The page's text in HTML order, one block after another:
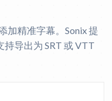
加精准字幕。Sonix 提
导出为 SRT 或 VTT